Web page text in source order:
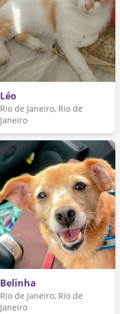
Léo
Rio de Janeiro, Rio de
Janeiro
Belinha
Rio de Janeiro, Rio de
Janeiro